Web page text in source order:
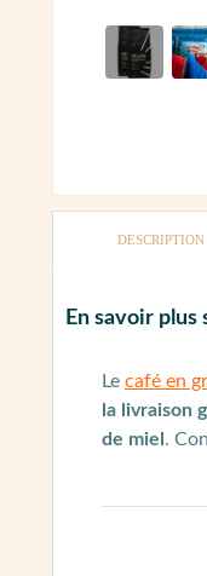
DESCRIPTION
En savoir plus
Le café en
la livraison
de miel .